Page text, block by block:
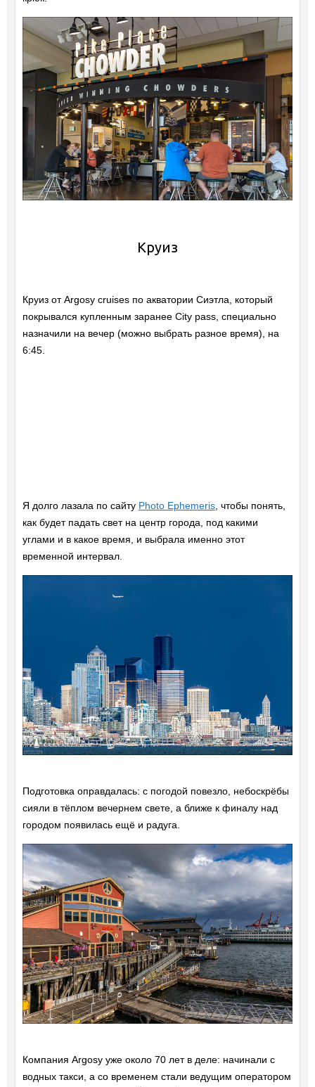
Круиз
Круиз от Argosy cruises по акватории Сиэтла, который
покрывался купленным заранее City pass, специально
назначили на вечер (можно выбрать разное время), на
6:45.
Я долго лазала по сайту Photo Ephemeris, чтобы понять,
как будет падать свет на центр города, под какими
углами и в какое время, и выбрала именно этот
временной интервал.
Подготовка оправдалась: с погодой повезло, небоскрёбы
сияли в тёплом вечернем свете, а ближе к финалу над
городом появилась ещё и радуга.
Компания Argosy уже около 70 лет в деле: начинали с
водных такси, а со временем стали ведущим оператором